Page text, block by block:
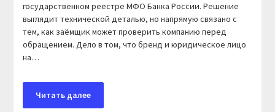
государственном реестре МФО Банка России. Решение
выглядит технической деталью, но напрямую связано с
тем, как заёмщик может проверить компанию перед
обращением. Дело в том, что бренд и юридическое лицо
на…
Читать далее